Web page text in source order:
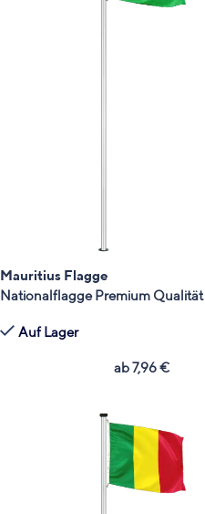
Mauritius Flagge
Nationalflagge Premium Qualität
Auf Lager
ab7,96€